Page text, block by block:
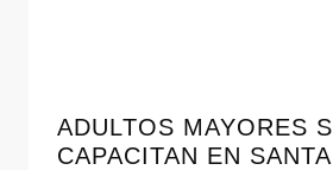
ADULTOS MAYORES
CAPACITAN EN